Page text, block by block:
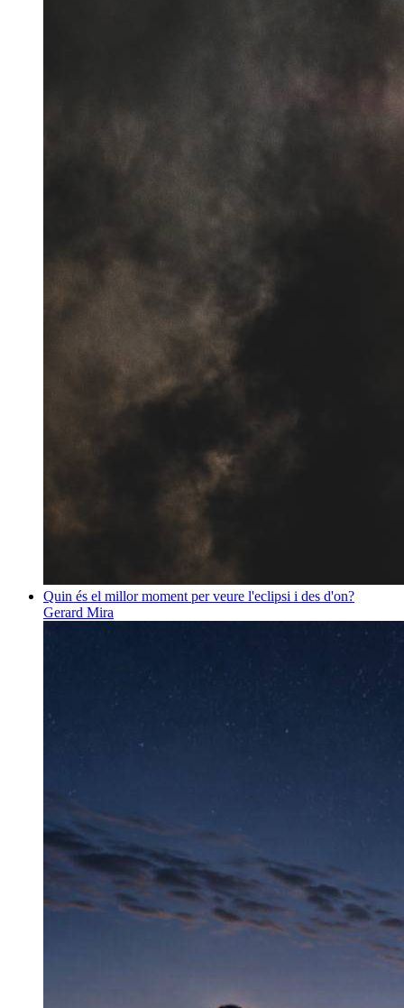
Quin és el millor moment per veure l'eclipsi i des d'on?
Gerard Mira